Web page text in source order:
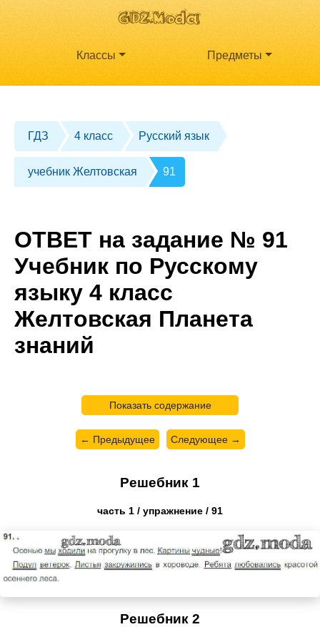
Классы Предметы
ГДЗ 4 класс Русский язык
учебник Желтовская 91
ОТВЕТ на задание № 91
Учебник по Русскому
языку 4 класс
Желтовская Планета
знаний
Показать содержание
← Предыдущее Следующее →
Решебник 1
часть 1 / упражнение / 91
Решебник 2